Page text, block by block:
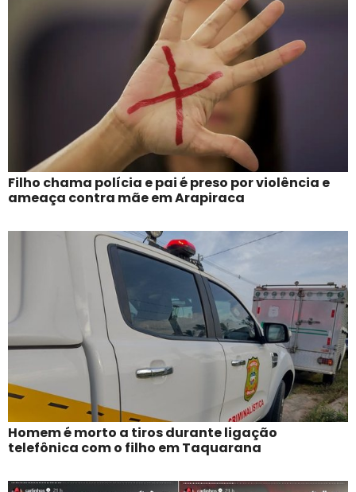
Filho chama polícia e pai é preso por violência e
ameaça contra mãe em Arapiraca
Homem é morto a tiros durante ligação
telefônica com o filho em Taquarana